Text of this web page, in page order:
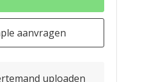
aanvragen
uploaden